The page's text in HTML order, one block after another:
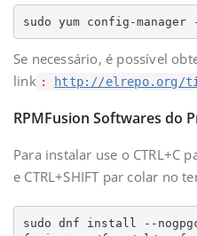
sudo yum config-
Se necessário, é possível
link : http://elrepo.org/
RPMFusion Softwares do
Para instalar use o CTRL+C
e CTRL+SHIFT par colar no
sudo dnf install --